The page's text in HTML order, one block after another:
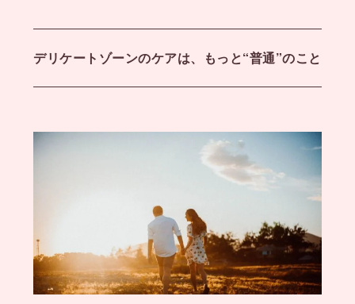
デリケートゾーンのケアは、もっと“普通”のこと